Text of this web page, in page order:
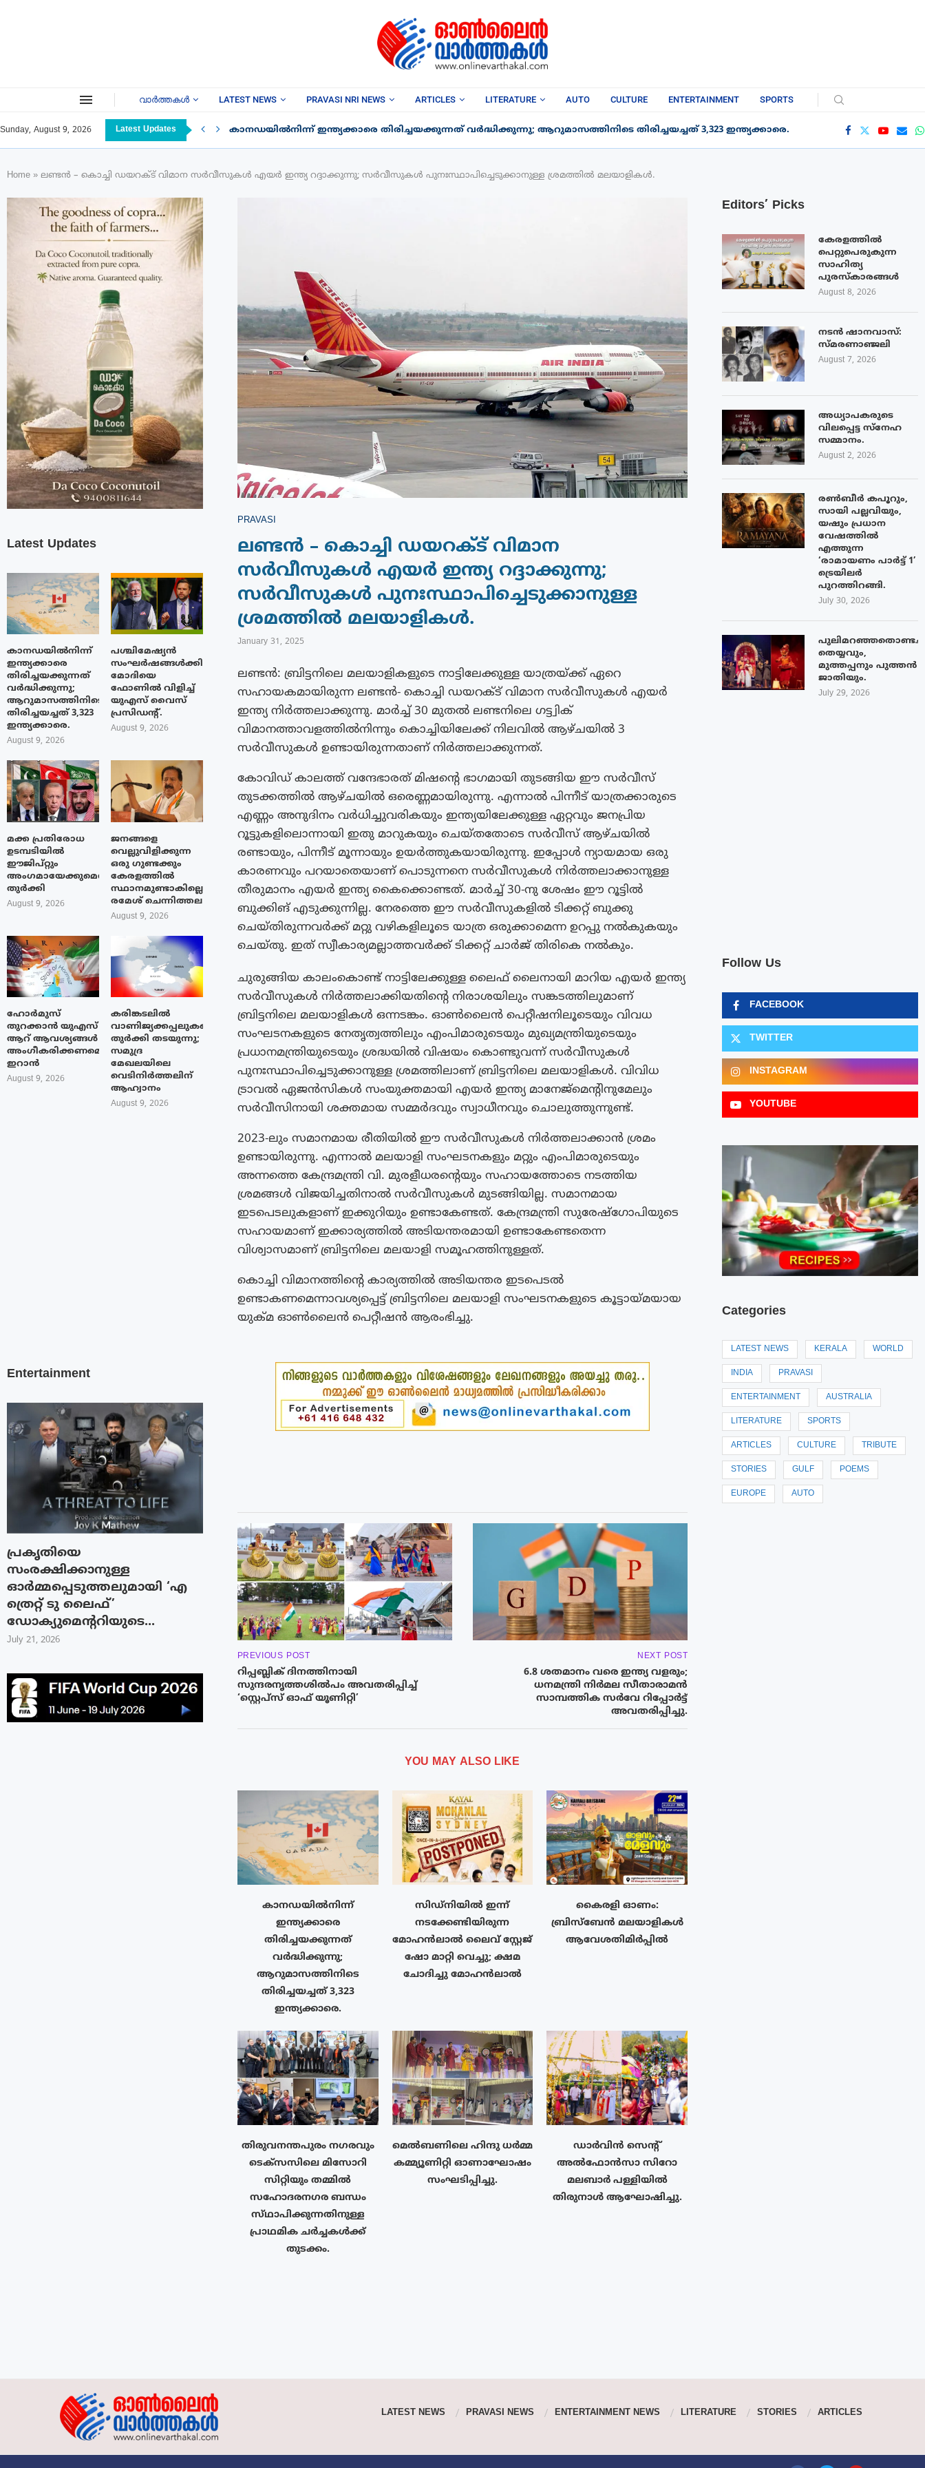
വാർത്തകൾ LATEST NEWS PRAVASI NRI NEWS ARTICLES LITERATURE AUTO CULTURE ENTERTAINMENT SPORTS
Sunday, August 9, 2026 Latest Updates കാനഡയിൽനിന്ന് ഇന്ത്യക്കാരെ തിരിച്ചയക്കുന്നത് വർദ്ധിക്കുന്നു; ആറുമാസത്തിനിടെ തിരിച്ചയച്ചത് 3,323 ഇന്ത്യക്കാരെ.
Home » ലണ്ടൻ – കൊച്ചി ഡയറക്ട് വിമാന സർവീസുകൾ എയർ ഇന്ത്യ റദ്ദാക്കുന്നു; സർവീസുകൾ പുനഃസ്ഥാപിച്ചെടുക്കാനുള്ള ശ്രമത്തിൽ മലയാളികൾ.
PRAVASI
ലണ്ടൻ – കൊച്ചി ഡയറക്ട് വിമാന
സർവീസുകൾ എയർ ഇന്ത്യ റദ്ദാക്കുന്നു;
സർവീസുകൾ പുനഃസ്ഥാപിച്ചെടുക്കാനുള്ള
ശ്രമത്തിൽ മലയാളികൾ.
January 31, 2025
ലണ്ടൻ: ബ്രിട്ടനിലെ മലയാളികളുടെ നാട്ടിലേക്കുള്ള യാത്രയ്ക്ക് ഏറെ
സഹായകമായിരുന്ന ലണ്ടൻ- കൊച്ചി ഡയറക്ട് വിമാന സർവീസുകൾ എയർ
ഇന്ത്യ നിർത്തലാക്കുന്നു. മാർച്ച് 30 മുതൽ ലണ്ടനിലെ ഗട്ട്വിക്
വിമാനത്താവളത്തിൽനിന്നും കൊച്ചിയിലേക്ക് നിലവിൽ ആഴ്ചയിൽ 3
സർവീസുകൾ ഉണ്ടായിരുന്നതാണ് നിർത്തലാക്കുന്നത്.
കോവിഡ് കാലത്ത് വന്ദേഭാരത് മിഷന്റെ ഭാഗമായി തുടങ്ങിയ ഈ സർവീസ്
തുടക്കത്തിൽ ആഴ്ചയിൽ ഒരെണ്ണമായിരുന്നു. എന്നാൽ പിന്നീട് യാത്രക്കാരുടെ
എണ്ണം അനുദിനം വർധിച്ചുവരികയും ഇന്ത്യയിലേക്കുള്ള ഏറ്റവും ജനപ്രിയ
റൂട്ടുകളിലൊന്നായി ഇതു മാറുകയും ചെയ്തതോടെ സർവീസ് ആഴ്ചയിൽ
രണ്ടായും, പിന്നീട് മൂന്നായും ഉയർത്തുകയായിരുന്നു. ഇപ്പോൾ ന്യായമായ ഒരു
കാരണവും പറയാതെയാണ് പൊടുന്നനെ സർവീസുകൾ നിർത്തലാക്കാനുള്ള
തീരുമാനം എയർ ഇന്ത്യ കൈക്കൊണ്ടത്. മാർച്ച് 30-നു ശേഷം ഈ റൂട്ടിൽ
ബുക്കിങ് എടുക്കുന്നില്ല. നേരത്തെ ഈ സർവീസുകളിൽ ടിക്കറ്റ് ബുക്കു
ചെയ്തിരുന്നവർക്ക് മറ്റു വഴികളിലൂടെ യാത്ര ഒരുക്കാമെന്ന ഉറപ്പു നൽകുകയും
ചെയ്തു. ഇത് സ്വീകാര്യമല്ലാത്തവർക്ക് ടിക്കറ്റ് ചാർജ് തിരികെ നൽകും.
ചുരുങ്ങിയ കാലംകൊണ്ട് നാട്ടിലേക്കുള്ള ലൈഫ് ലൈനായി മാറിയ എയർ ഇന്ത്യ
സർവീസുകൾ നിർത്തലാക്കിയതിന്റെ നിരാശയിലും സങ്കടത്തിലുമാണ്
ബ്രിട്ടനിലെ മലയാളികൾ ഒന്നടങ്കം. ഓൺലൈൻ പെറ്റീഷനിലൂടെയും വിവധ
സംഘടനകളുടെ നേതൃത്വത്തിലും എംപിമാരുടെയും മുഖ്യമന്ത്രിയുടെയും
പ്രധാനമന്ത്രിയുടെയും ശ്രദ്ധയിൽ വിഷയം കൊണ്ടുവന്ന് സർവീസുകൾ
പുനഃസ്ഥാപിച്ചെടുക്കാനുള്ള ശ്രമത്തിലാണ് ബ്രിട്ടനിലെ മലയാളികൾ. വിവിധ
ട്രാവൽ ഏജൻസികൾ സംയുക്തമായി എയർ ഇന്ത്യ മാനേജ്മെന്റിനുമേലും
സർവീസിനായി ശക്തമായ സമ്മർദവും സ്വാധീനവും ചൊലുത്തുന്നുണ്ട്.
2023-ലും സമാനമായ രീതിയിൽ ഈ സർവീസുകൾ നിർത്തലാക്കാൻ ശ്രമം
ഉണ്ടായിരുന്നു. എന്നാൽ മലയാളി സംഘടനകളും മറ്റും എംപിമാരുടെയും
അന്നത്തെ കേന്ദ്രമന്ത്രി വി. മുരളീധരന്റെയും സഹായത്തോടെ നടത്തിയ
ശ്രമങ്ങൾ വിജയിച്ചതിനാൽ സർവീസുകൾ മുടങ്ങിയില്ല. സമാനമായ
ഇടപെടലുകളാണ് ഇക്കുറിയും ഉണ്ടാകേണ്ടത്. കേന്ദ്രമന്ത്രി സുരേഷ്ഗോപിയുടെ
സഹായമാണ് ഇക്കാര്യത്തിൽ അടിയന്തരമായി ഉണ്ടാകേണ്ടതെന്ന
വിശ്വാസമാണ് ബ്രിട്ടനിലെ മലയാളി സമൂഹത്തിനുള്ളത്.
കൊച്ചി വിമാനത്തിന്റെ കാര്യത്തിൽ അടിയന്തര ഇടപെടൽ
ഉണ്ടാകണമെന്നാവശ്യപ്പെട്ട് ബ്രിട്ടനിലെ മലയാളി സംഘടനകളുടെ കൂട്ടായ്മയായ
യുക്മ ഓൺലൈൻ പെറ്റീഷൻ ആരംഭിച്ചു.
PREVIOUS POST
റിപ്പബ്ലിക് ദിനത്തിനായി
സുന്ദരനൃത്തശിൽപം അവതരിപ്പിച്ച്
‘സ്റ്റെപ്‌സ് ഓഫ് യൂണിറ്റി’
NEXT POST
6.8 ശതമാനം വരെ ഇന്ത്യ വളരും;
ധനമന്ത്രി നിർമല സീതാരാമൻ
സാമ്പത്തിക സർവേ റിപ്പോർട്ട്
അവതരിപ്പിച്ചു.
YOU MAY ALSO LIKE
കാനഡയിൽനിന്ന്
ഇന്ത്യക്കാരെ
തിരിച്ചയക്കുന്നത്
വർദ്ധിക്കുന്നു;
ആറുമാസത്തിനിടെ
തിരിച്ചയച്ചത് 3,323
ഇന്ത്യക്കാരെ.
സിഡ്നിയിൽ ഇന്ന്
നടക്കേണ്ടിയിരുന്ന
മോഹൻലാൽ ലൈവ് സ്റ്റേജ്
ഷോ മാറ്റി വെച്ചു; ക്ഷമ
ചോദിച്ചു മോഹൻലാൽ
കൈരളി ഓണം:
ബ്രിസ്ബേൻ മലയാളികൾ
ആവേശതിമിർപ്പിൽ
തിരുവനന്തപുരം നഗരവും
ടെക്‌സസിലെ മിസോറി
സിറ്റിയും തമ്മിൽ
സഹോദരനഗര ബന്ധം
സ്‌ഥാപിക്കുന്നതിനുള്ള
പ്രാഥമിക ചർച്ചകൾക്ക്
തുടക്കം.
മെൽബണിലെ ഹിന്ദു ധർമ്മ
കമ്മ്യൂണിറ്റി ഓണാഘോഷം
സംഘടിപ്പിച്ചു.
ഡാർവിൻ സെന്റ്
അൽഫോൻസാ സിറോ
മലബാർ പള്ളിയിൽ
തിരുനാൾ ആഘോഷിച്ചു.
Editors’ Picks
കേരളത്തിൽ
പെറ്റുപെരുകുന്ന
സാഹിത്യ
പുരസ്‌കാരങ്ങൾ
August 8, 2026
നടൻ ഷാനവാസ്:
സ്മരണാഞ്ജലി
August 7, 2026
അധ്യാപകരുടെ
വിലപ്പെട്ട സ്നേഹ
സമ്മാനം.
August 2, 2026
രൺബീർ കപൂറും,
സായി പല്ലവിയും,
യഷും പ്രധാന
വേഷത്തിൽ
എത്തുന്ന
‘രാമായണം പാർട്ട് 1’
ട്രെയിലർ
പുറത്തിറങ്ങി.
July 30, 2026
തെയ്യവും,
മുത്തപ്പനും പുത്തൻ
ജാതിയും.
July 29, 2026
Follow Us
FACEBOOK
TWITTER
INSTAGRAM
YOUTUBE
Categories
LATEST NEWS KERALA WORLD
INDIA PRAVASI
ENTERTAINMENT AUSTRALIA
LITERATURE SPORTS
ARTICLES CULTURE TRIBUTE
STORIES GULF POEMS
EUROPE AUTO
Latest Updates
കാനഡയിൽനിന്ന്
ഇന്ത്യക്കാരെ
തിരിച്ചയക്കുന്നത്
വർദ്ധിക്കുന്നു;
ആറുമാസത്തിനിടെ
തിരിച്ചയച്ചത് 3,323
ഇന്ത്യക്കാരെ.
August 9, 2026
പശ്ചിമേഷ്യന്‍
സംഘര്‍ഷങ്ങള്‍ക്കിടയിൽ
മോദിയെ
ഫോണില്‍ വിളിച്ച്
യുഎസ് വൈസ്
പ്രസിഡന്റ്.
August 9, 2026
മക്ക പ്രതിരോധ
ഉടമ്പടിയിൽ
ഈജിപ്റ്റും
അംഗമായേക്കുമെന്ന്
തുർക്കി
August 9, 2026
ജനങ്ങളെ
വെല്ലുവിളിക്കുന്ന
ഒരു ഗുണ്ടക്കും
കേരളത്തിൽ
സ്ഥാനമുണ്ടാകില്ലെന്ന്
രമേശ് ചെന്നിത്തല
August 9, 2026
ഹോർമുസ്
തുറക്കാൻ യുഎസ്
ആറ് ആവശ്യങ്ങൾ
അംഗീകരിക്കണമെന്ന്
ഇറാൻ
August 9, 2026
കരിങ്കടലിൽ
വാണിജ്യക്കപ്പലുകളെ
തുർക്കി തടയുന്നു;
സമുദ്ര
മേഖലയിലെ
വെടിനിർത്തലിന്
ആഹ്വാനം
August 9, 2026
Entertainment
പ്രകൃതിയെ
സംരക്ഷിക്കാനുള്ള
ഓർമ്മപ്പെടുത്തലുമായി ‘എ
ത്രെറ്റ് ടു ലൈഫ്’
ഡോക്യുമെന്ററിയുടെ...
July 21, 2026
LATEST NEWS PRAVASI NEWS ENTERTAINMENT NEWS LITERATURE STORIES ARTICLES